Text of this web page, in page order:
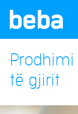
të gjirit